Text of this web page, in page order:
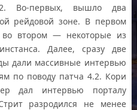
Во-первых, вышло два
рейдовой зоне. В первом
втором — некоторые из
Далее, сразу две
дали массивные интервью
по поводу патча 4.2. Кори
дал интервью порталу
разродился не менее